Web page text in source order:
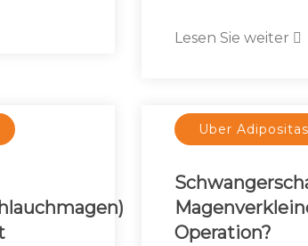
Lesen Sie weiter
Uber
Operation?